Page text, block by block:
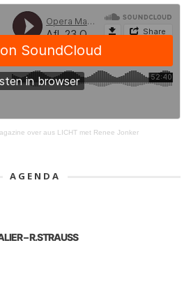
over aus LICHT met Renee Jonker
AGENDA
– R.STRAUSS